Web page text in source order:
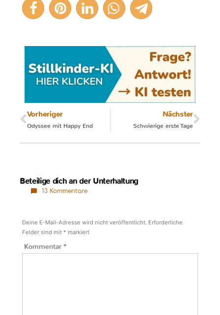
121
Vorheriger
Odyssee mit Happy End
Nächster
Schwierige erste Tage
Beteilige dich an der Unterhaltung
13 Kommentare
Deine E-Mail-Adresse wird nicht veröffentlicht. Erforderliche
Felder sind mit * markiert
Kommentar *